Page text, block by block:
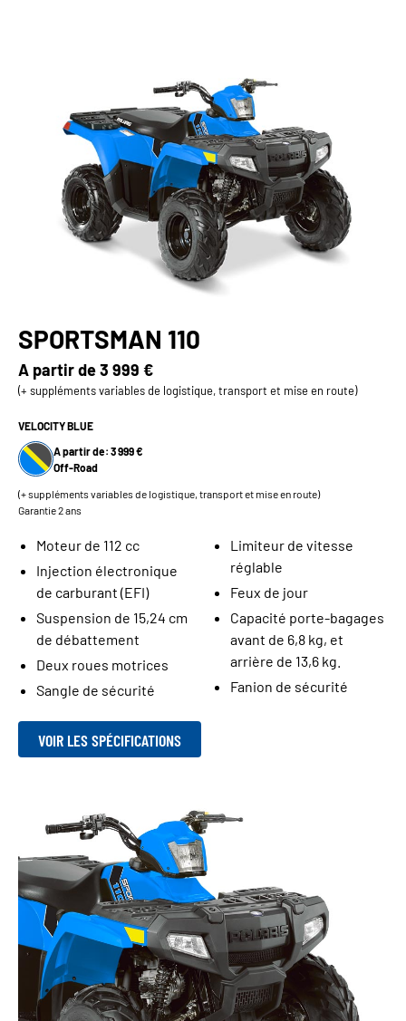
SPORTSMAN 110
A partir de3 999 €
(+ suppléments variables de logistique, transport et mise en route)
VELOCITY BLUE
A partir de: 3 999 €
Off-Road
(+ suppléments variables de logistique, transport et mise en route)
Garantie 2 ans
Moteur de 112 cc
Injection électronique
de carburant (EFI)
Suspension de 15,24 cm
de débattement
Deux roues motrices
Sangle de sécurité
Limiteur de vitesse
réglable
Feux de jour
Capacité porte-bagages
avant de 6,8 kg, et
arrière de 13,6 kg.
Fanion de sécurité
VOIR LES SPÉCIFICATIONS